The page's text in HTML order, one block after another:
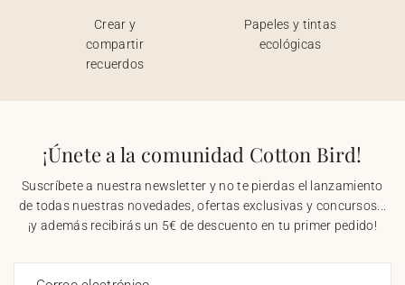
Crear y
compartir
recuerdos
Papeles y tintas
ecológicas
¡Únete a la comunidad Cotton Bird!
Suscríbete a nuestra newsletter y no te pierdas el lanzamiento
de todas nuestras novedades, ofertas exclusivas y concursos...
¡y además recibirás un 5€ de descuento en tu primer pedido!